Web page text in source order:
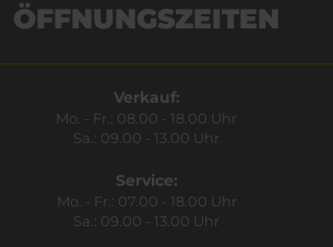
ÖFFNUNGSZEITEN
Verkauf:
Mo. - Fr.: 08.00 - 18.00 Uhr
Sa.: 09.00 - 13.00 Uhr
Service:
Mo. - Fr.: 07.00 - 18.00 Uhr
Sa.: 09.00 - 13.00 Uhr